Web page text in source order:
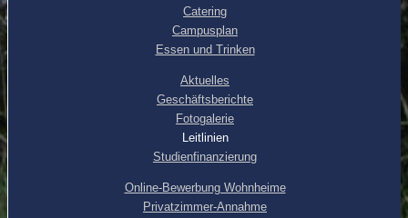
Catering
Campusplan
Essen und Trinken
Aktuelles
Geschäftsberichte
Fotogalerie
Leitlinien
Studienfinanzierung
Online-Bewerbung Wohnheime
Privatzimmer-Annahme